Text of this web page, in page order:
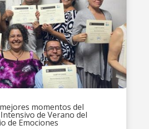
momentos del
de Verano del
de Emociones